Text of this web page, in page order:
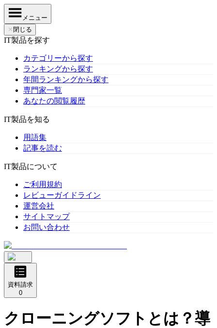
メニュー
✕ 閉じる
IT製品を探す
カテゴリーから探す
ランキングから探す
年間ランキングから探す
専門家一覧
あなたの閲覧履歴
IT製品を知る
用語集
記事を読む
IT製品について
ご利用規約
レビューガイドライン
運営会社
サイトマップ
お問い合わせ
資料請求
0
クローニングソフトとは？導